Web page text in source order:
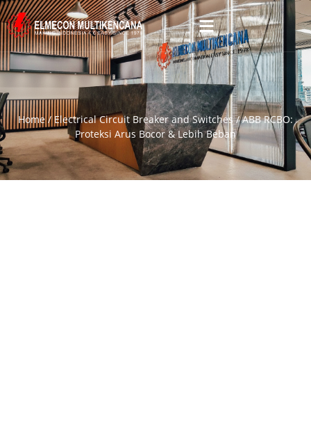
Home/Electrical Circuit Breaker and Switches/ ABB RCBO:
Proteksi Arus Bocor & Lebih Beban